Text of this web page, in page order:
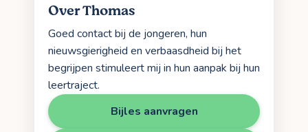
Over Thomas
Goed contact bij de jongeren, hun
nieuwsgierigheid en verbaasdheid bij het
begrijpen stimuleert mij in hun aanpak bij hun
leertraject.
Bijles aanvragen